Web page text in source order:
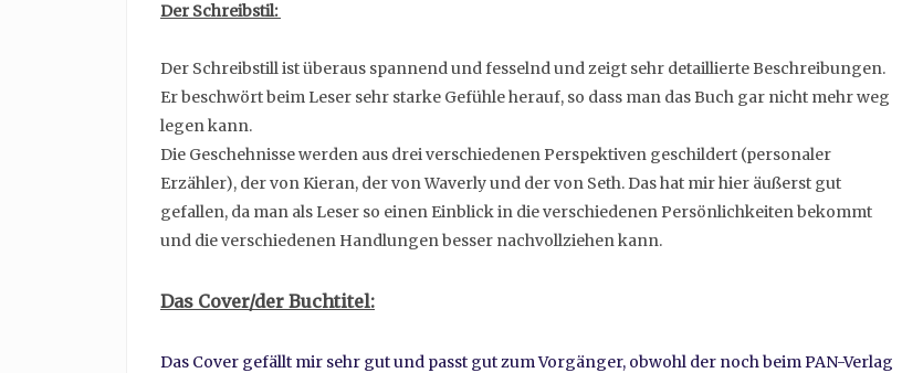
Der Schreibstil:
Der Schreibstill ist überaus spannend und fesselnd und zeigt sehr detaillierte Beschreibungen.
Er beschwört beim Leser sehr starke Gefühle herauf, so dass man das Buch gar nicht mehr weg
legen kann.
Die Geschehnisse werden aus drei verschiedenen Perspektiven geschildert (personaler
Erzähler), der von Kieran, der von Waverly und der von Seth. Das hat mir hier äußerst gut
gefallen, da man als Leser so einen Einblick in die verschiedenen Persönlichkeiten bekommt
und die verschiedenen Handlungen besser nachvollziehen kann.
Das Cover/der Buchtitel:
Das Cover gefällt mir sehr gut und passt gut zum Vorgänger, obwohl der noch beim PAN-Verlag